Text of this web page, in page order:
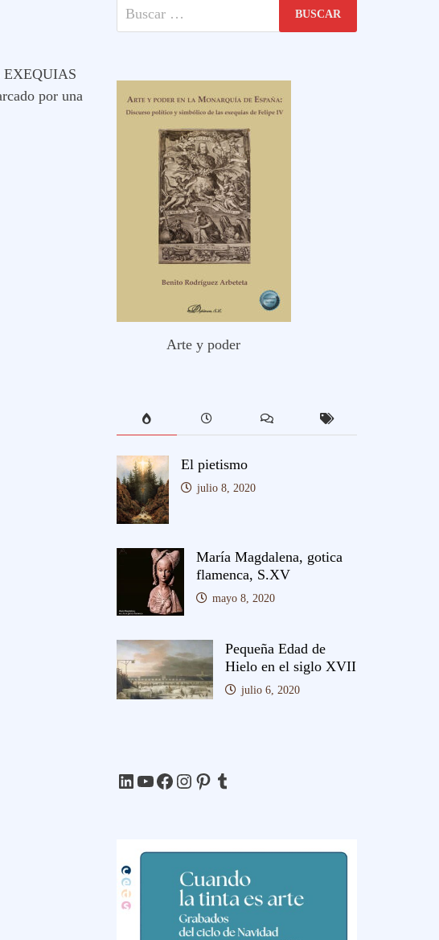
por una
Buscar:
Arte y poder
El pietismo
julio 8, 2020
María Magdalena, gotica
flamenca, S.XV
mayo 8, 2020
Pequeña Edad de
Hielo en el siglo XVII
julio 6, 2020
LinkedIn
YouTube
Facebook
Instagram
Pinterest
Tumblr